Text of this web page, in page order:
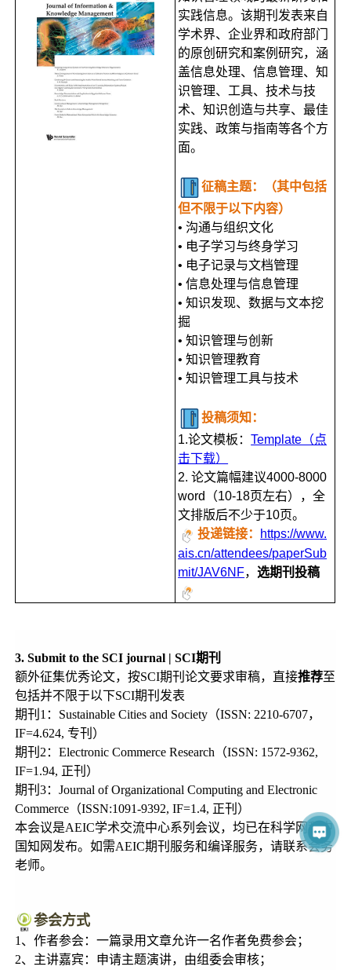
实践信息。该期刊发表来自
学术界、企业界和政府部门
的原创研究和案例研究，涵
盖信息处理、信息管理、知
识管理、工具、技术与技
术、知识创造与共享、最佳
实践、政策与指南等各个方
面。
征稿主题：（其中包括
但不限于以下内容）
• 沟通与组织文化
• 电子学习与终身学习
• 电子记录与文档管理
• 信息处理与信息管理
• 知识发现、数据与文本挖
掘
• 知识管理与创新
• 知识管理教育
• 知识管理工具与技术
投稿须知：
1.论文模板：Template（点
击下载）
2. 论文篇幅建议4000-8000
word（10-18页左右），全
文排版后不少于10页。
投递链接：
https://www.
ais.cn/attendees/paperSub
mit/JAV6NF，选期刊投稿
3. Submit to the SCI journal | SCI期刊
额外征集优秀论文，按SCI期刊论文要求审稿，直接推荐至
包括并不限于以下SCI期刊发表
期刊1：Sustainable Cities and Society（ISSN: 2210-6707，
IF=4.624, 专刊）
期刊2：Electronic Commerce Research（ISSN: 1572-9362,
IF=1.94, 正刊）
期刊3：Journal of Organizational Computing and Electronic
Commerce（ISSN:1091-9392, IF=1.4, 正刊）
本会议是AEIC学术交流中心系列会议，均已在科学网和中
国知网发布。如需AEIC期刊服务和编译服务，请联系会务
老师。
参会方式
1、作者参会：一篇录用文章允许一名作者免费参会；
2、主讲嘉宾：申请主题演讲，由组委会审核；